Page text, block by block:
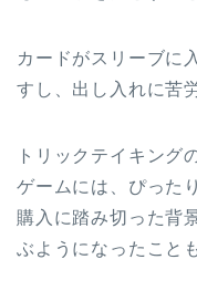
カードがスリーブに
すし、出し入れに苦
トリックテイキング
ゲームには、ぴった
購入に踏み切った背
ぶようになったこと